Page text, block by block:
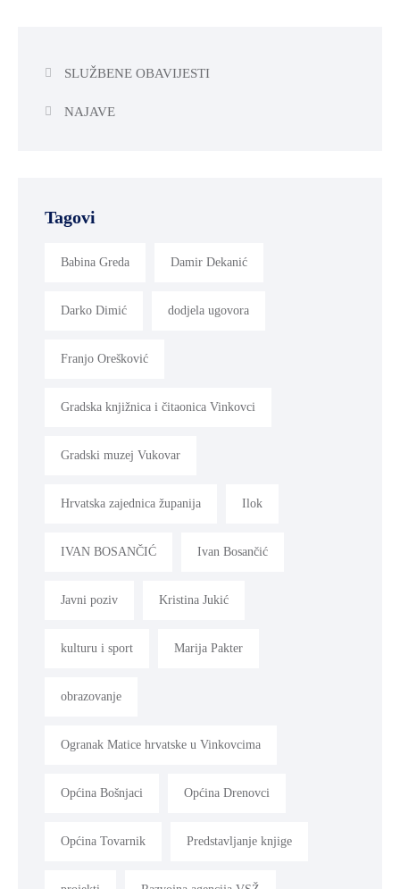
SLUŽBENE OBAVIJESTI
NAJAVE
Tagovi
Babina Greda Damir Dekanić
Darko Dimić dodjela ugovora
Franjo Orešković
Gradska knjižnica i čitaonica Vinkovci
Gradski muzej Vukovar
Hrvatska zajednica županija Ilok
IVAN BOSANČIĆ Ivan Bosančić
Javni poziv Kristina Jukić
kulturu i sport Marija Pakter
obrazovanje
Ogranak Matice hrvatske u Vinkovcima
Općina Bošnjaci Općina Drenovci
Općina Tovarnik Predstavljanje knjige